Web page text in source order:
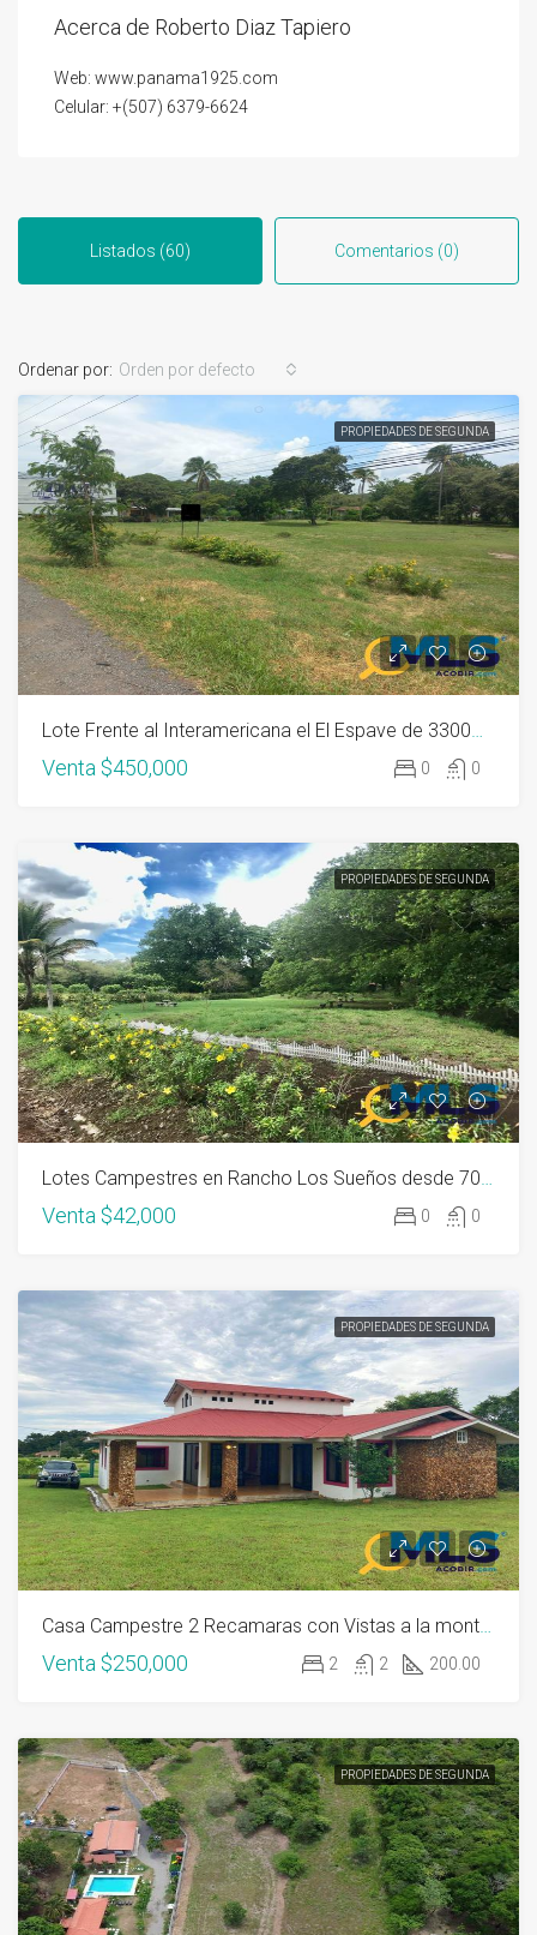
Acerca de Roberto Diaz Tapiero
Web: www.panama1925.com
Celular: +(507) 6379-6624
Listados (60) Comentarios (0)
Ordenar por: Orden por defecto
PROPIEDADES DE SEGUNDA
Lote Frente al Interamericana el El Espave de 3300M2 en Chame
Venta $450,000 0 0
PROPIEDADES DE SEGUNDA
Lotes Campestres en Rancho Los Sueños desde 700M2, El Espave, Chame
Venta $42,000 0 0
PROPIEDADES DE SEGUNDA
Casa Campestre 2 Recamaras con Vistas a la montaña, Rancho Los Sueños
Venta $250,000 2 2 200.00
PROPIEDADES DE SEGUNDA